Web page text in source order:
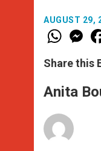
AUGUST 29,
W
h
t
s
p
p
M
e
s
e
g
e
Share this
Anita